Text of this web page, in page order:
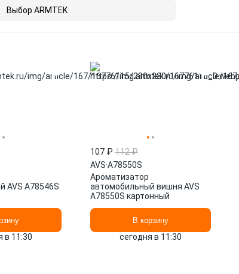
Выбор ARMTEK
AVS A78546S
в 11:30
107 ₽ 112 ₽
AVS·A78550S
Ароматизатор
автомобильный вишня AVS
A78550S картонный
В корзину
сегодня в 11:30